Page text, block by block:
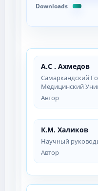
А.С . Ахмедов
Самаркандский
Медицинский
Автор
К.М. Халиков
Научный
Автор
Downloads